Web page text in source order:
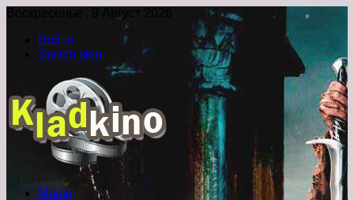
Воскресенье , 9 Август 2026
Войти
Switch skin
Меню